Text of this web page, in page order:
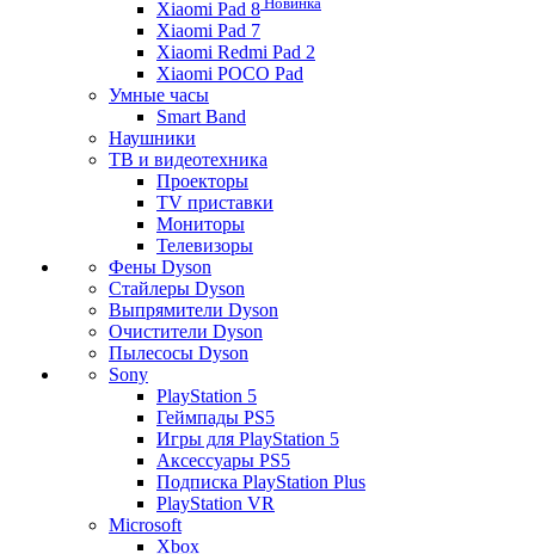
Xiaomi Pad 8
Xiaomi Pad 7
Xiaomi Redmi Pad 2
Xiaomi POCO Pad
Умные часы
Smart Band
Наушники
ТВ и видеотехника
Проекторы
TV приставки
Мониторы
Телевизоры
Фены Dyson
Стайлеры Dyson
Выпрямители Dyson
Очистители Dyson
Пылесосы Dyson
Sony
PlayStation 5
Геймпады PS5
Игры для PlayStation 5
Аксессуары PS5
Подписка PlayStation Plus
PlayStation VR
Microsoft
Xbox